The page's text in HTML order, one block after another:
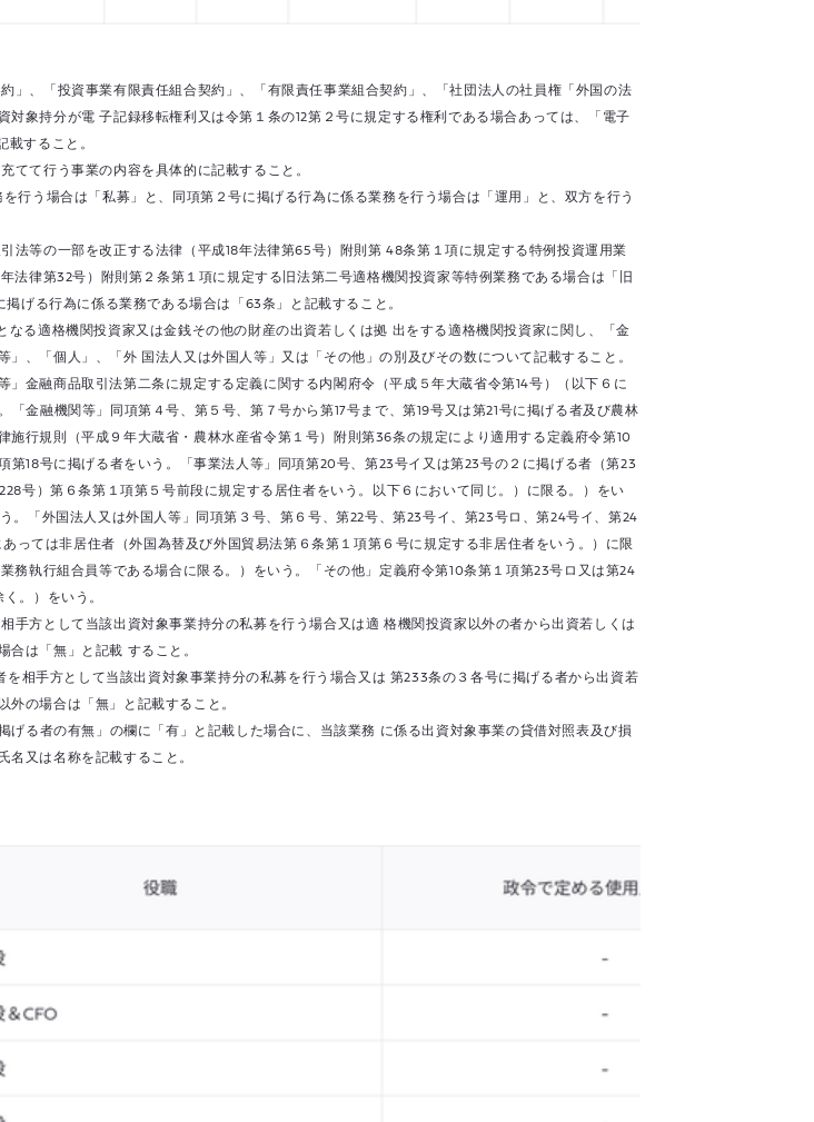
」、「投資事業有限責任組合契約」、「有限責任事業組合契約」、「社団法人の社員権「外国の法
象持分が電 子記録移転権利又は令第１条の12第２号に規定する権利である場合あっては、「電子
載すること。
てて行う事業の内容を具体的に記載すること。
行う場合は「私募」と、同項第２号に掲げる行為に係る業務を行う場合は「運用」と、双方を行う
法等の一部を改正する法律（平成18年法律第65号）附則第 48条第１項に規定する特例投資運用業
律第32号）附則第２条第１項に規定する旧法第二号適格機関投資家等特例業務である場合は「旧
げる行為に係る業務である場合は「63条」と記載すること。
る適格機関投資家又は金銭その他の財産の出資若しくは拠 出をする適格機関投資家に関し、「金
、「個人」、「外 国法人又は外国人等」又は「その他」の別及びその数について記載すること。
金融商品取引法第二条に規定する定義に関する内閣府令（平成５年大蔵省令第14号）（以下６に
金融機関等」同項第４号、第５号、第７号から第17号まで、第19号又は第21号に掲げる者及び農林
行規則（平成９年大蔵省・農林水産省令第１号）附則第36条の規定により適用する定義府令第10
18号に掲げる者をいう。「事業法人等」同項第20号、第23号イ又は第23号の２に掲げる者（第23
号）第６条第１項第５号前段に規定する居住者をいう。以下６において同じ。）に限る。）をい
。「外国法人又は外国人等」同項第３号、第６号、第22号、第23号イ、第23号ロ、第24号イ、第24
っては非居住者（外国為替及び外国貿易法第６条第１項第６号に規定する非居住者をいう。）に限
務執行組合員等である場合に限る。）をいう。「その他」定義府令第10条第１項第23号ロ又は第24
。）をいう。
手方として当該出資対象事業持分の私募を行う場合又は適 格機関投資家以外の者から出資若しくは
合は「無」と記載 すること。
相手方として当該出資対象事業持分の私募を行う場合又は 第233条の３各号に掲げる者から出資若
外の場合は「無」と記載すること。
る者の有無」の欄に「有」と記載した場合に、当該業務 に係る出資対象事業の貸借対照表及び損
名又は名称を記載すること。